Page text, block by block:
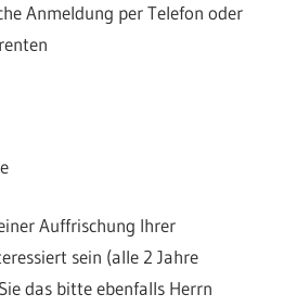
Anmeldung per Telefon oder
Auffrischung Ihrer
sein (alle 2 Jahre
das bitte ebenfalls Herrn